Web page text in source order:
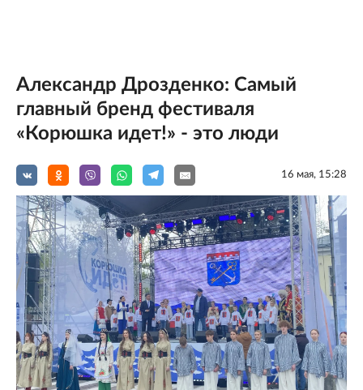
Александр Дрозденко: Самый
главный бренд фестиваля
«Корюшка идет!» - это люди
16 мая, 15:28